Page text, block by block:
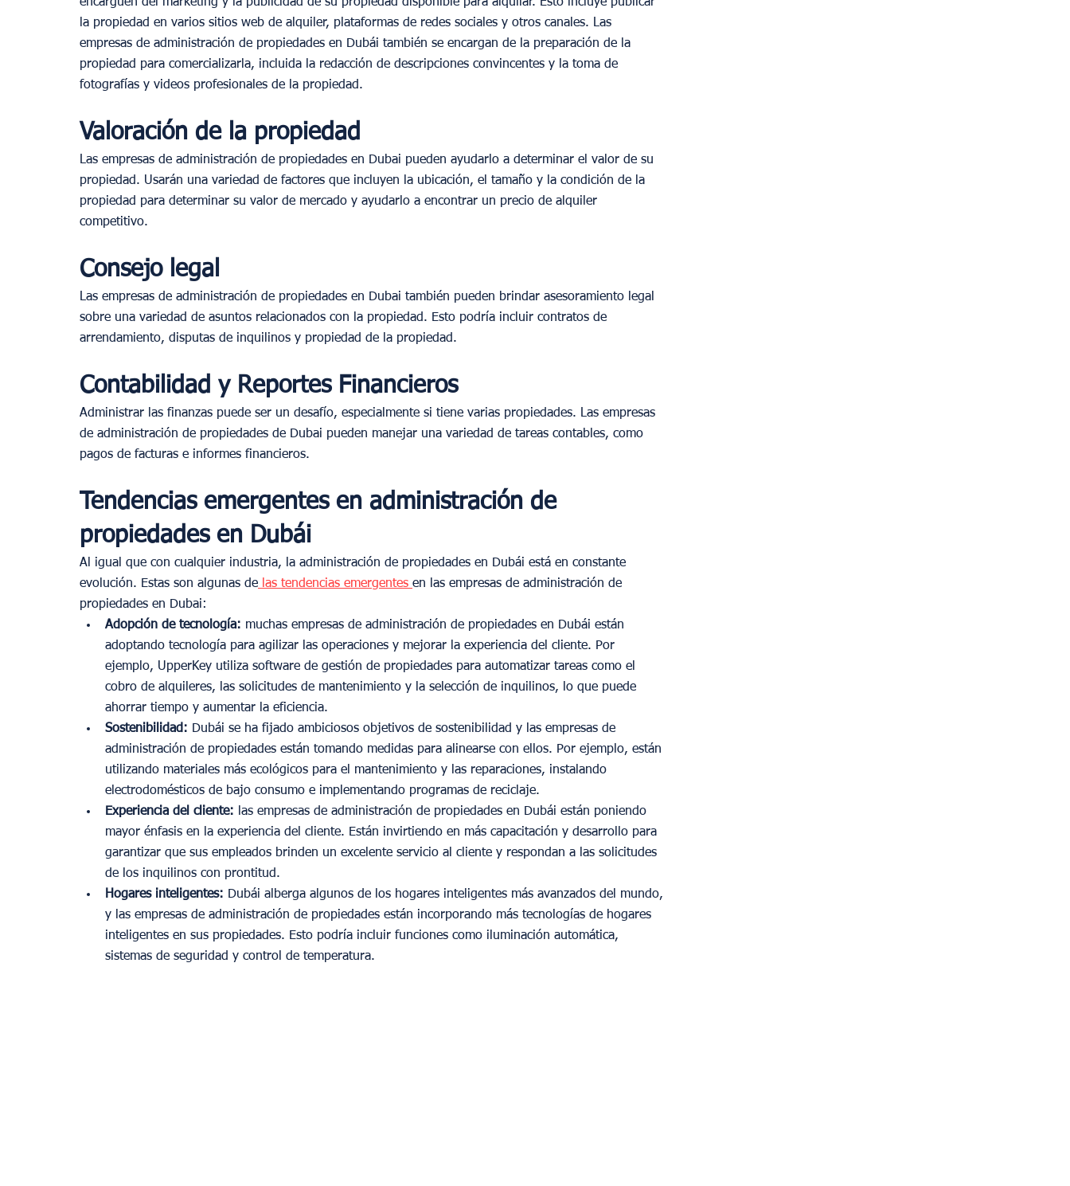
encarguen del marketing y la publicidad de su propiedad disponible para alquilar. Esto incluye publicar
la propiedad en varios sitios web de alquiler, plataformas de redes sociales y otros canales. Las
empresas de administración de propiedades en Dubái también se encargan de la preparación de la
propiedad para comercializarla, incluida la redacción de descripciones convincentes y la toma de
fotografías y videos profesionales de la propiedad.
Valoración de la propiedad
Las empresas de administración de propiedades en Dubai pueden ayudarlo a determinar el valor de su
propiedad. Usarán una variedad de factores que incluyen la ubicación, el tamaño y la condición de la
propiedad para determinar su valor de mercado y ayudarlo a encontrar un precio de alquiler
competitivo.
Consejo legal
Las empresas de administración de propiedades en Dubai también pueden brindar asesoramiento legal
sobre una variedad de asuntos relacionados con la propiedad. Esto podría incluir contratos de
arrendamiento, disputas de inquilinos y propiedad de la propiedad.
Contabilidad y Reportes Financieros
Administrar las finanzas puede ser un desafío, especialmente si tiene varias propiedades. Las empresas
de administración de propiedades de Dubai pueden manejar una variedad de tareas contables, como
pagos de facturas e informes financieros.
Tendencias emergentes en administración de
propiedades en Dubái
Al igual que con cualquier industria, la administración de propiedades en Dubái está en constante
evolución. Estas son algunas de las tendencias emergentes en las empresas de administración de
propiedades en Dubai:
Adopción de tecnología: muchas empresas de administración de propiedades en Dubái están
adoptando tecnología para agilizar las operaciones y mejorar la experiencia del cliente. Por
ejemplo, UpperKey utiliza software de gestión de propiedades para automatizar tareas como el
cobro de alquileres, las solicitudes de mantenimiento y la selección de inquilinos, lo que puede
ahorrar tiempo y aumentar la eficiencia.
Sostenibilidad: Dubái se ha fijado ambiciosos objetivos de sostenibilidad y las empresas de
administración de propiedades están tomando medidas para alinearse con ellos. Por ejemplo, están
utilizando materiales más ecológicos para el mantenimiento y las reparaciones, instalando
electrodomésticos de bajo consumo e implementando programas de reciclaje.
Experiencia del cliente: las empresas de administración de propiedades en Dubái están poniendo
mayor énfasis en la experiencia del cliente. Están invirtiendo en más capacitación y desarrollo para
garantizar que sus empleados brinden un excelente servicio al cliente y respondan a las solicitudes
de los inquilinos con prontitud.
Hogares inteligentes: Dubái alberga algunos de los hogares inteligentes más avanzados del mundo,
y las empresas de administración de propiedades están incorporando más tecnologías de hogares
inteligentes en sus propiedades. Esto podría incluir funciones como iluminación automática,
sistemas de seguridad y control de temperatura.